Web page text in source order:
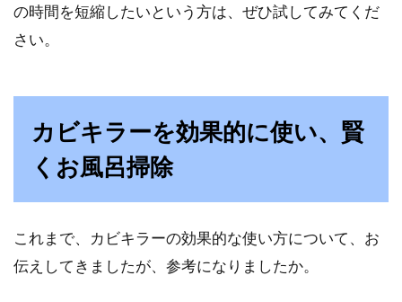
の時間を短縮したいという方は、ぜひ試してみてくだ
さい。
カビキラーを効果的に使い、賢
くお風呂掃除
これまで、カビキラーの効果的な使い方について、お
伝えしてきましたが、参考になりましたか。